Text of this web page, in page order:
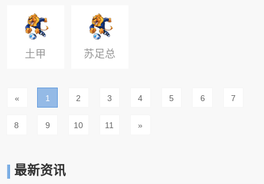
峰杯 杯
土甲 苏足总
« 1 2 3 4 5 6 7
8 9 10 11 »
最新资讯